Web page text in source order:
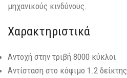
μηχανικούς κινδύνους.
Χαρακτηριστικά
Αντοχή στην τριβή 8000 κύκλοι
Αντίσταση στο κόψιμο 1.2 δείκτης